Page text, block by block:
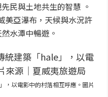
民與土地共生的智慧 。
美亞瀑布，天候與水況許
水潭中暢遊。
，以電影中的村落相互呼應。圖片